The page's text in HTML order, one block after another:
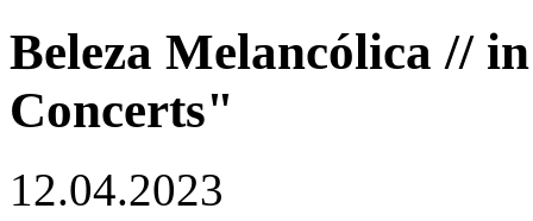
Beleza Melancólica //
Concerts"
12.04.2023